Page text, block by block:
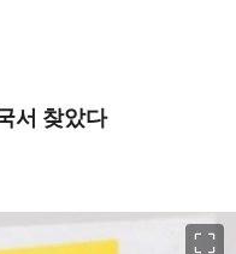
서 찾았다